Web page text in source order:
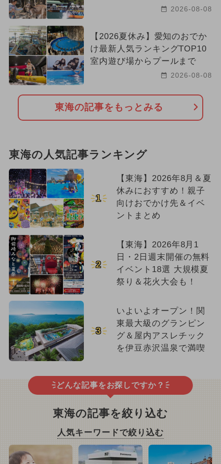
2026-08-08
【2026夏休み】愛知のおでか
け最新人気ランキングTOP10
室内遊び場からプールまで
2026-08-08
東海の記事をもっとみる
東海の人気記事ランキング
1
【東海】2026年8月＆夏
休みにおすすめ！親子
向けおでかけ先＆イベ
ントまとめ
2
【東海】2026年8月1
日・2日週末開催の無料
イベント18選 大規模夏
祭り＆花火大会も！
3
いよいよオープン！関
東最大級のグランピン
グ＆屋内アスレチック
を伊豆赤沢温泉で満喫
どんな記事をお探しですか？
東海の記事を絞り込む
人気キーワードで絞り込む